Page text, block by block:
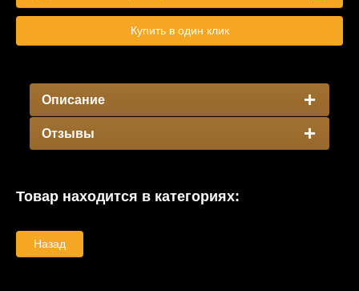
Купить в один клик
Описание
Отзывы
Товар находится в категориях:
Назад